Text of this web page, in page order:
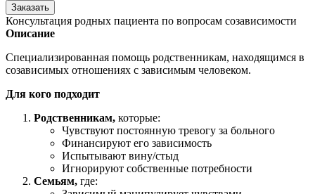
Заказать
Консультация родных пациента по вопросам созависимости
Описание
Специализированная помощь родственникам, находящимся в
созависимых отношениях с зависимым человеком.
Для кого подходит
Родственникам, которые:
Чувствуют постоянную тревогу за больного
Финансируют его зависимость
Испытывают вину/стыд
Игнорируют собственные потребности
Семьям, где: